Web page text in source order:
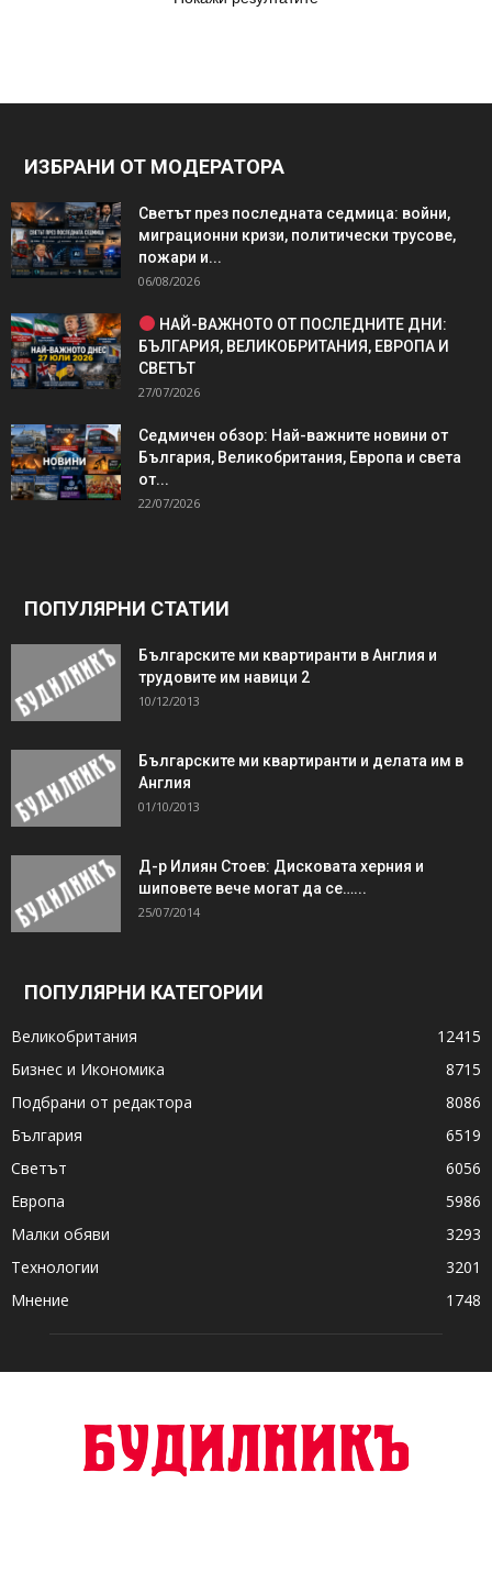
ИЗБРАНИ ОТ МОДЕРАТОРА
Светът през последната седмица: войни,
миграционни кризи, политически трусове,
пожари и...
06/08/2026
НАЙ-ВАЖНОТО ОТ ПОСЛЕДНИТЕ ДНИ:
БЪЛГАРИЯ, ВЕЛИКОБРИТАНИЯ, ЕВРОПА И
СВЕТЪТ
27/07/2026
Седмичен обзор: Най-важните новини от
България, Великобритания, Европа и света
от...
22/07/2026
ПОПУЛЯРНИ СТАТИИ
Българските ми квартиранти в Англия и
трудовите им навици 2
10/12/2013
Българските ми квартиранти и делата им в
Англия
01/10/2013
Д-р Илиян Стоев: Дисковата херния и
шиповете вече могат да се…...
25/07/2014
ПОПУЛЯРНИ КАТЕГОРИИ
Великобритания
12415
Бизнес и Икономика
8715
Подбрани от редактора
8086
България
6519
Светът
6056
Европа
5986
Малки обяви
3293
Технологии
3201
Мнение
1748